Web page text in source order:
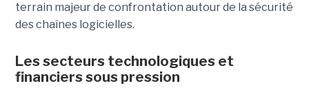
terrain majeur de confrontation autour de la sécurité
des chaînes logicielles.
Les secteurs technologiques et
financiers sous pression